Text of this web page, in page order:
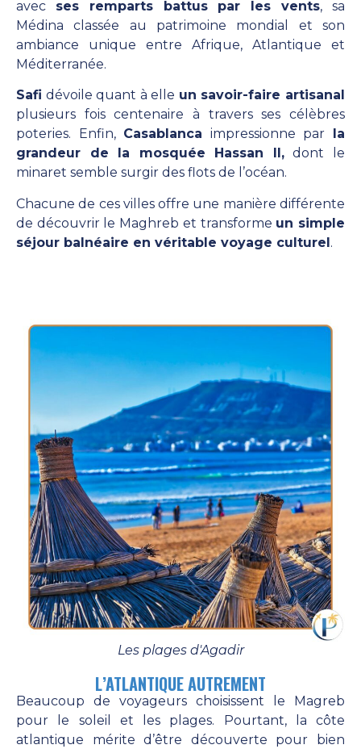
avec ses remparts battus par les vents, sa
Médina classée au patrimoine mondial et son
ambiance unique entre Afrique, Atlantique et
Méditerranée.
Safi dévoile quant à elle un savoir-faire artisanal
plusieurs fois centenaire à travers ses célèbres
poteries. Enfin, Casablanca impressionne par
la
grandeur de la mosquée Hassan II,dont le
minaret semble surgir des flots de l’océan.
Chacune de ces villes offre une manière différente
de découvrir le Maghreb et transforme un simple
séjour balnéaire en véritable voyage culturel.
Les plages d'Agadir
L’ATLANTIQUE AUTREMENT
Beaucoup de voyageurs choisissent le Magreb
pour le soleil et les plages. Pourtant, la côte
atlantique mérite d’être découverte pour bien